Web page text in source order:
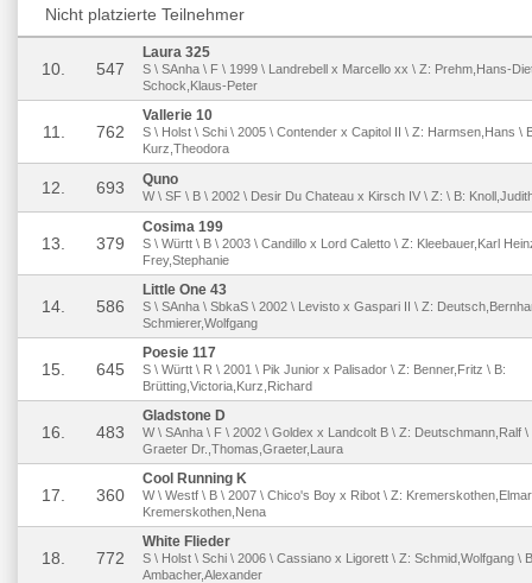
Nicht platzierte Teilnehmer
10. 547
Laura 325
S \ SAnha \ F \ 1999 \ Landrebell x Marcello xx \ Z: Prehm,Hans-
Schock,Klaus-Peter
11. 762
Vallerie 10
S \ Holst \ Schi \ 2005 \ Contender x Capitol II \ Z: Harmsen,Hans \
Kurz,Theodora
12. 693 Quno
W \ SF \ B \ 2002 \ Desir Du Chateau x Kirsch IV \ Z: \ B:
13. 379
Cosima 199
S \ Württ \ B \ 2003 \ Candillo x Lord Caletto \ Z: Kleebauer,Karl
Frey,Stephanie
14. 586
Little One 43
S \ SAnha \ SbkaS \ 2002 \ Levisto x Gaspari II \ Z:
Schmierer,Wolfgang
15. 645
Poesie 117
S \ Württ \ R \ 2001 \ Pik Junior x Palisador \ Z: Benner,Fritz \ B:
Brütting,Victoria,Kurz,Richard
16. 483
Gladstone D
W \ SAnha \ F \ 2002 \ Goldex x Landcolt B \ Z: Deutschmann,Ralf \
Graeter Dr.,Thomas,Graeter,Laura
17. 360
Cool Running K
W \ Westf \ B \ 2007 \ Chico's Boy x Ribot \ Z:
Kremerskothen,Nena
18. 772
White Flieder
S \ Holst \ Schi \ 2006 \ Cassiano x Ligorett \ Z: Schmid,Wolfgang \
Ambacher,Alexander